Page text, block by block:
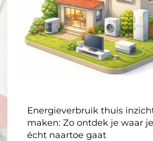
Energieverbruik thuis
maken: Zo ontdek je waar
écht naartoe gaat